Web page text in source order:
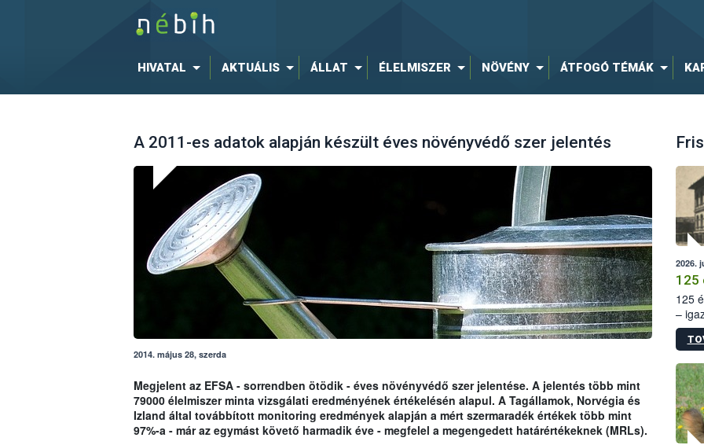
HIVATAL AKTUÁLIS ÁLLAT ÉLELMISZER NÖVÉNY ÁTFOGÓ TÉMÁK
A 2011-es adatok alapján készült éves növényvédő szer jelentés
2014. május 28, szerda
Megjelent az EFSA - sorrendben ötödik - éves növényvédő szer jelentése. A jelentés több mint
79000 élelmiszer minta vizsgálati eredményének értékelésén alapul. A Tagállamok, Norvégia és
Izland által továbbított monitoring eredmények alapján a mért szermaradék értékek több mint
97%-a - már az egymást követő harmadik éve - megfelel a megengedett határértékeknek (MRLs).
2026.
125
125
–
15.